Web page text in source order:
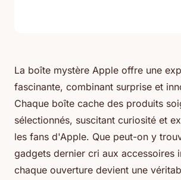
La boîte mystère Apple offre une
fascinante, combinant surprise et
Chaque boîte cache des produits
sélectionnés, suscitant curiosité et
les fans d'Apple. Que peut-on y
gadgets dernier cri aux accessoires
chaque ouverture devient une